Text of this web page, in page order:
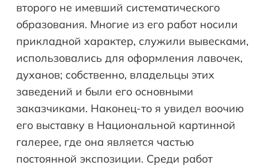
второго не имевший систематического
образования. Многие из его работ носили
прикладной характер, служили вывесками,
использовались для оформления лавочек,
духанов; собственно, владельцы этих
заведений и были его основными
заказчиками. Наконец-то я увидел воочию
его выставку в Национальной картинной
галерее, где она является частью
постоянной экспозиции. Среди работ